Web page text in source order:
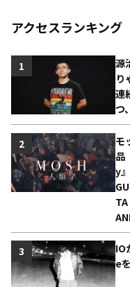
アクセスランキング
源
連
つ
1
モ
品
y
2
IO
e
3